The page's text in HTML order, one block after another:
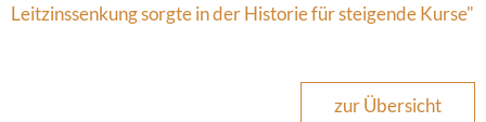
Leitzinssenkung sorgte in der Historie für steigende Kurse"
zur Übersicht